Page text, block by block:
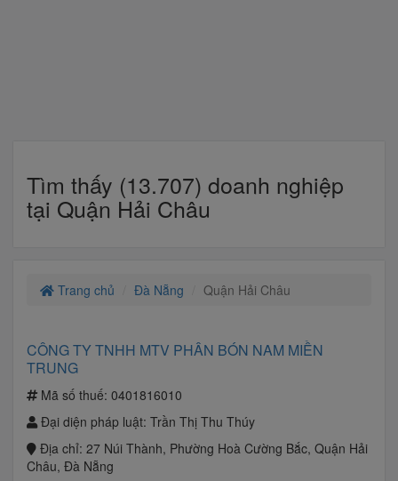
Tìm thấy (13.707) doanh nghiệp
tại Quận Hải Châu
Trang chủ Đà Nẵng Quận Hải Châu
CÔNG TY TNHH MTV PHÂN BÓN NAM MIỀN
TRUNG
Mã số thuế: 0401816010
Đại diện pháp luật: Trần Thị Thu Thúy
Địa chỉ: 27 Núi Thành, Phường Hoà Cường Bắc, Quận Hải
Châu, Đà Nẵng